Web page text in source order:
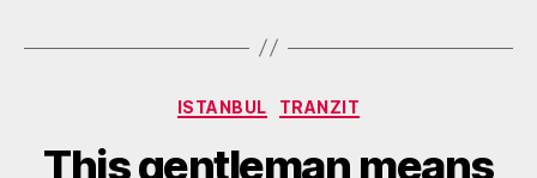
Categories
ISTANBUL TRANZIT
This gentleman means
B
g